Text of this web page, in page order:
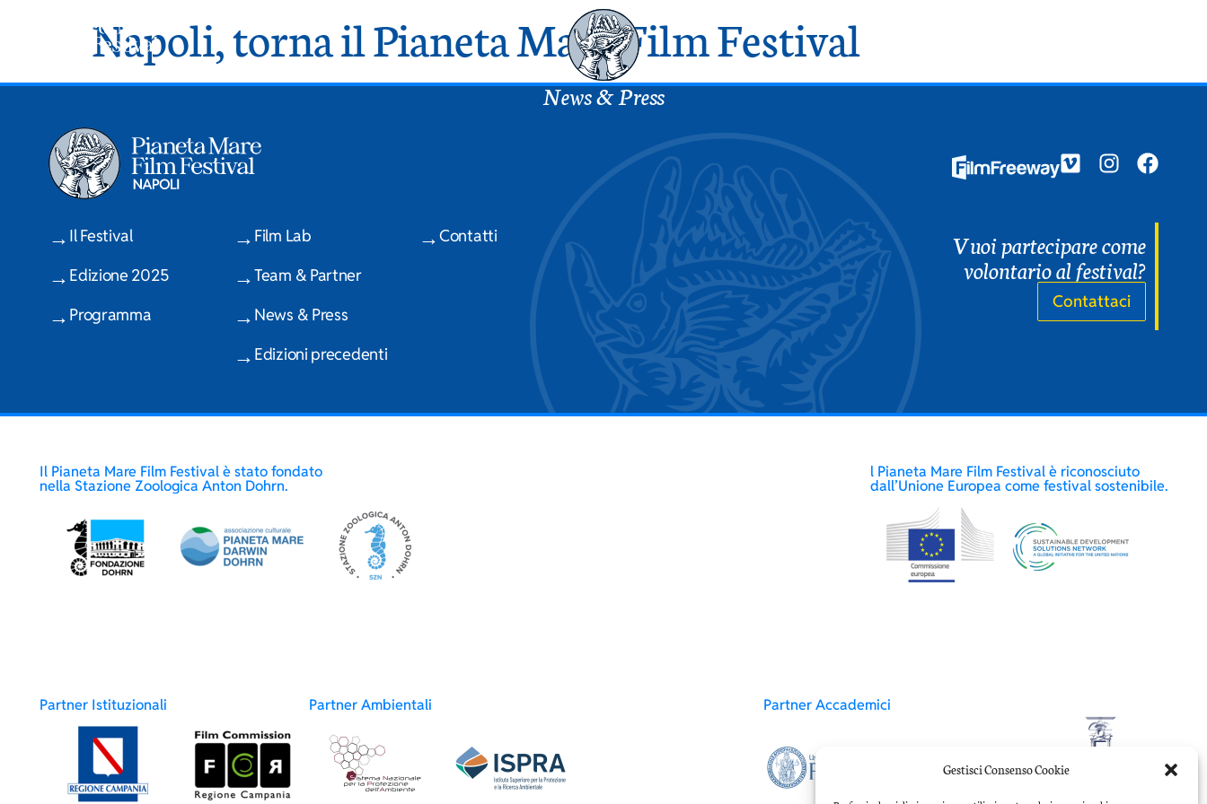
Gestisci Consenso Cookie
News & Press
Napoli, torna il Pianeta Mare Film Festival
Il Festival
Edizione 2025
Programma
Film Lab
Team & Partner
News & Press
Edizioni precedenti
Contatti Vuoi partecipare come
volontario al festival?
Contattaci
Il Pianeta Mare Film Festival è stato fondato
nella Stazione Zoologica Anton Dohrn.
l Pianeta Mare Film Festival è riconosciuto
dall’Unione Europea come festival sostenibile.
Partner Istituzionali Partner Ambientali Partner Accademici